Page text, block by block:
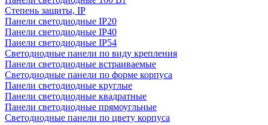
Степень защиты, IP
Панели светодиодные IP20
Панели светодиодные IP40
Панели светодиодные IP54
Светодиодные панели по виду крепления
Панели светодиодные встраиваемые
Светодиодные панели по форме корпуса
Панели светодиодные круглые
Панели светодиодные квадратные
Панели светодиодные прямоугльные
Светодиодные панели по цвету корпуса